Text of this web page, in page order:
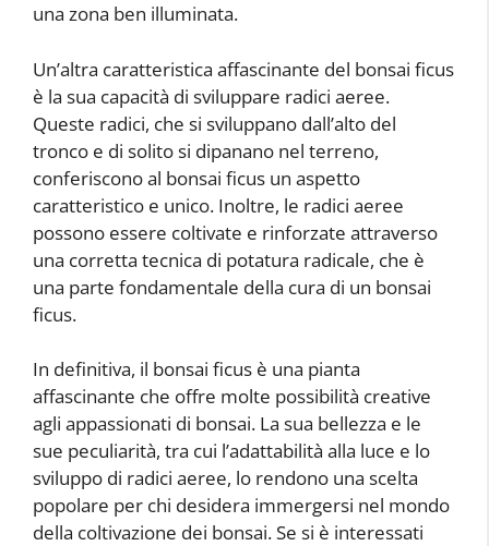
una zona ben illuminata.
Un’altra caratteristica affascinante del bonsai ficus
è la sua capacità di sviluppare radici aeree.
Queste radici, che si sviluppano dall’alto del
tronco e di solito si dipanano nel terreno,
conferiscono al bonsai ficus un aspetto
caratteristico e unico. Inoltre, le radici aeree
possono essere coltivate e rinforzate attraverso
una corretta tecnica di potatura radicale, che è
una parte fondamentale della cura di un bonsai
ficus.
In definitiva, il bonsai ficus è una pianta
affascinante che offre molte possibilità creative
agli appassionati di bonsai. La sua bellezza e le
sue peculiarità, tra cui l’adattabilità alla luce e lo
sviluppo di radici aeree, lo rendono una scelta
popolare per chi desidera immergersi nel mondo
della coltivazione dei bonsai. Se si è interessati